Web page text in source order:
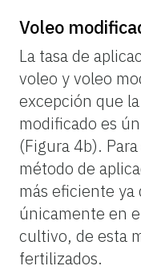
Voleo
La tasa de
voleo y voleo
excepción que
modificado es
(Figura 4b).
método de
más eficiente ya
únicamente en
cultivo, de esta
fertilizados.